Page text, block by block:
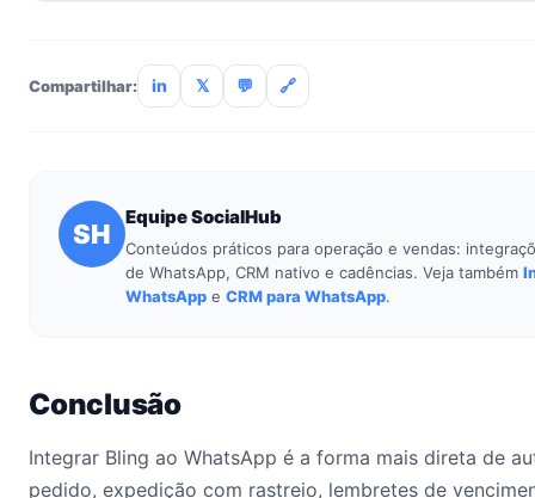
/integracoes/.
Compartilhar: in 𝕏 💬 🔗
SH
Equipe SocialHub
Conteúdos práticos para operação e vendas:
de WhatsApp, CRM nativo e cadências. Veja também
WhatsApp e CRM para WhatsApp.
Conclusão
Integrar Bling ao WhatsApp é a forma mais direta de
pedido, expedição com rastreio, lembretes de